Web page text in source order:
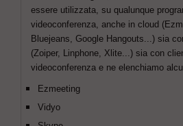
essere utilizzata, su qualunque
videoconferenza, anche in cloud
Bluejeans, Google Hangouts...) sia
(Zoiper, Linphone, Xlite...) sia con
videoconferenza e ne elenchiamo
Ezmeeting
Vidyo